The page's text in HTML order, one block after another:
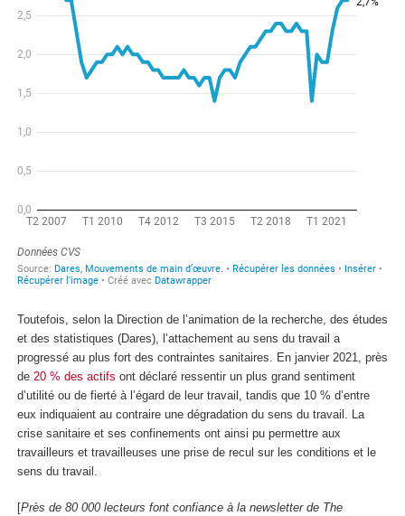
Toutefois, selon la Direction de l’animation de la recherche, des études
et des statistiques (Dares), l’attachement au sens du travail a
progressé au plus fort des contraintes sanitaires. En janvier 2021, près
de 20 % des actifs ont déclaré ressentir un plus grand sentiment
d’utilité ou de fierté à l’égard de leur travail, tandis que 10 % d’entre
eux indiquaient au contraire une dégradation du sens du travail. La
crise sanitaire et ses confinements ont ainsi pu permettre aux
travailleurs et travailleuses une prise de recul sur les conditions et le
sens du travail.
[Près de 80 000 lecteurs font confiance à la newsletter de The